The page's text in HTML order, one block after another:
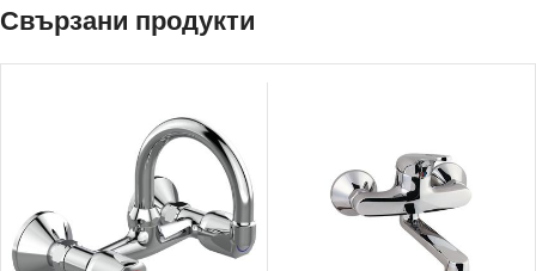
Свързани продукти